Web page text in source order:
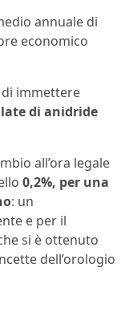
annuale di
economico
immettere
di anidride
all’ora legale
0,2%, per una
: un
e per il
si è ottenuto
dell’orologio